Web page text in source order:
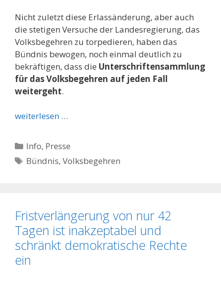
Nicht zuletzt diese Erlassänderung, aber auch
die stetigen Versuche der Landesregierung, das
Volksbegehren zu torpedieren, haben das
Bündnis bewogen, noch einmal deutlich zu
bekräftigen, dass die Unterschriftensammlung
für das Volksbegehren auf jeden Fall
weitergeht.
weiterlesen …
Kategorien
Info, Presse
Schlagwörter
Bündnis,Volksbegehren
Fristverlängerung von nur 42
Tagen ist inakzeptabel und
schränkt demokratische Rechte
ein